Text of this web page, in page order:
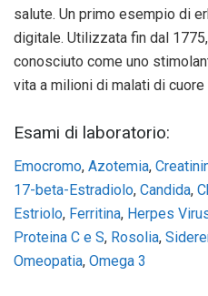
salute. Un primo esempio di
digitale. Utilizzata fin dal
conosciuto come uno
vita a milioni di malati di
Esami di laboratorio:
Emocromo, Azotemia,
17-beta-Estradiolo, Candida,
Estriolo, Ferritina, Herpes
Proteina C e S, Rosolia,
Omeopatia, Omega 3